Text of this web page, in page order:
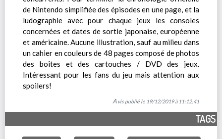
de Nintendo simplifiée des épisodes en une page, et la
ludographie avec pour chaque jeux les consoles
concernées et dates de sortie japonaise, européenne
et américaine. Aucune illustration, sauf au milieu dans
un cahier en couleurs de 48 pages composé de photos
des boîtes et des cartouches / DVD des jeux.
Intéressant pour les fans du jeu mais attention aux
spoilers!
Avis publié le 19/12/2019 à 11:12:41
TAGS